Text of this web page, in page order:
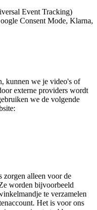
Event Tracking)
Consent Mode, Klarna,
kunnen we je video's of
externe providers wordt
we de volgende
zorgen alleen voor de
worden bijvoorbeeld
te verzamelen
Het is voor ons